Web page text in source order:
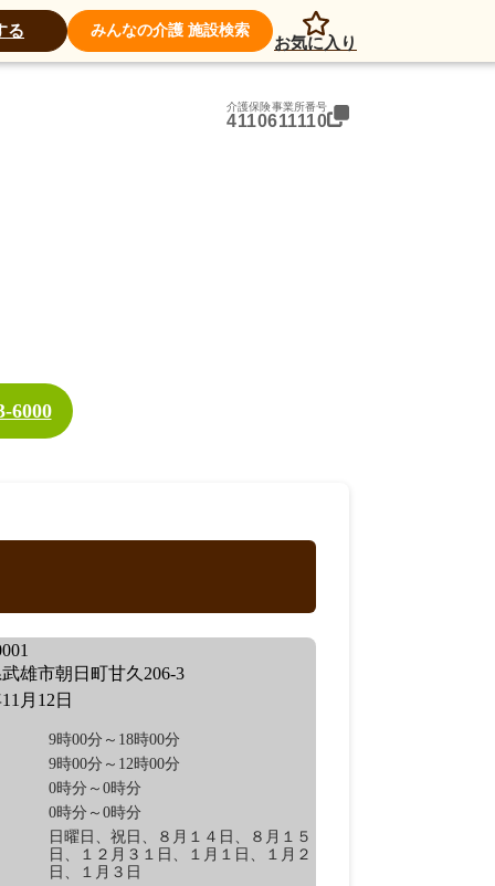
る みんなの介護 施設検索
お気に入り
介護保険事業所番号
4110611110
6000
雄市朝日町甘久206-3
月12日
9時00分～18時00分
9時00分～12時00分
0時分～0時分
0時分～0時分
日曜日、祝日、８月１４日、８月１５
日、１２月３１日、１月１日、１月２
日、１月３日